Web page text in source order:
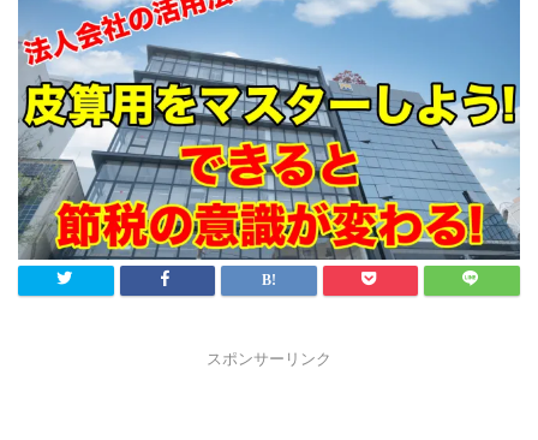
スポンサーリンク